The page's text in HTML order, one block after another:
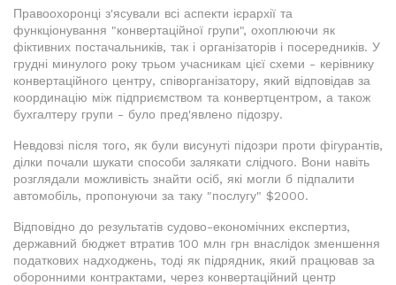
Правоохоронці з'ясували всі аспекти ієрархії та
функціонування "конвертаційної групи", охоплюючи як
фіктивних постачальників, так і організаторів і посередників. У
грудні минулого року трьом учасникам цієї схеми - керівнику
конвертаційного центру, співорганізатору, який відповідав за
координацію між підприємством та конвертцентром, а також
бухгалтеру групи - було пред'явлено підозру.
Невдовзі після того, як були висунуті підозри проти фігурантів,
ділки почали шукати способи залякати слідчого. Вони навіть
розглядали можливість знайти осіб, які могли б підпалити
автомобіль, пропонуючи за таку "послугу" $2000.
Відповідно до результатів судово-економічних експертиз,
державний бюджет втратив 100 млн грн внаслідок зменшення
податкових надходжень, тоді як підрядник, який працював за
оборонними контрактами, через конвертаційний центр